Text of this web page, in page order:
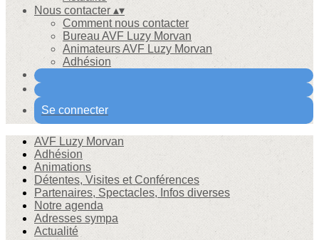
Nous contacter ▴▾
Comment nous contacter
Bureau AVF Luzy Morvan
Animateurs AVF Luzy Morvan
Adhésion
Se connecter
AVF Luzy Morvan
Adhésion
Animations
Détentes, Visites et Conférences
Partenaires, Spectacles, Infos diverses
Notre agenda
Adresses sympa
Actualité